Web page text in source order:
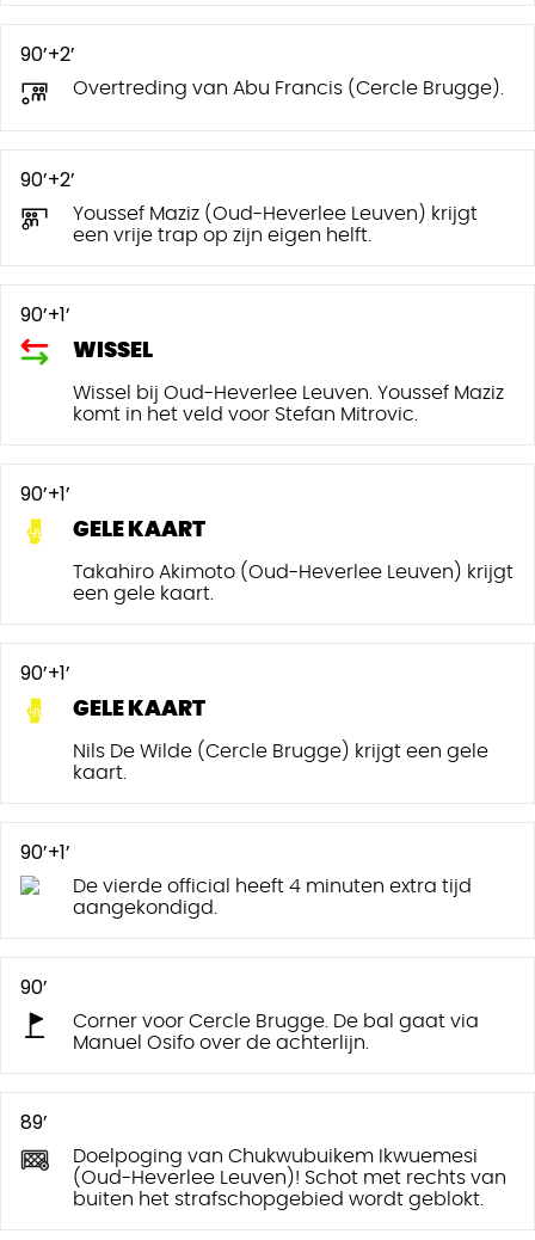
90’+2’
Overtreding van Abu Francis (Cercle Brugge).
90’+2’
Youssef Maziz (Oud-Heverlee Leuven) krijgt
een vrije trap op zijn eigen helft.
90’+1’
WISSEL
Wissel bij Oud-Heverlee Leuven. Youssef Maziz
komt in het veld voor Stefan Mitrovic.
90’+1’
GELE KAART
Takahiro Akimoto (Oud-Heverlee Leuven) krijgt
een gele kaart.
90’+1’
GELE KAART
Nils De Wilde (Cercle Brugge) krijgt een gele
kaart.
90’+1’
De vierde official heeft 4 minuten extra tijd
aangekondigd.
90’
Corner voor Cercle Brugge. De bal gaat via
Manuel Osifo over de achterlijn.
89’
Doelpoging van Chukwubuikem Ikwuemesi
(Oud-Heverlee Leuven)! Schot met rechts van
buiten het strafschopgebied wordt geblokt.